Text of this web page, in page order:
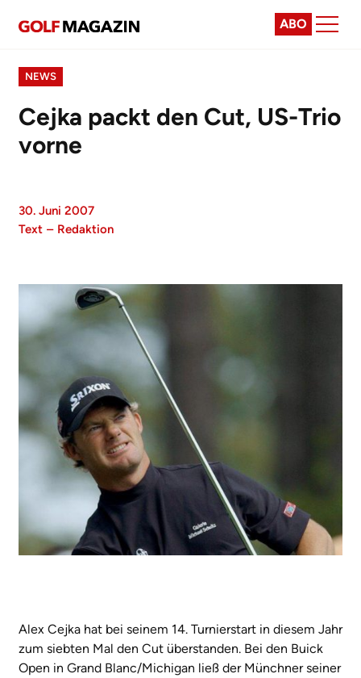
ABO
NEWS
Cejka packt den Cut, US-Trio
vorne
30. Juni 2007
Text – Redaktion
Alex Cejka hat bei seinem 14. Turnierstart in diesem Jahr
zum siebten Mal den Cut überstanden. Bei den Buick
Open in Grand Blanc/Michigan ließ der Münchner seiner